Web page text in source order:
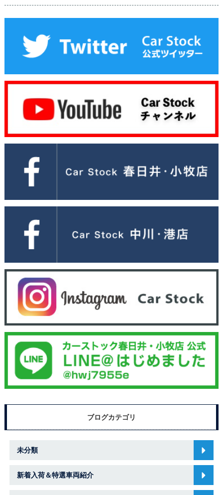
ブログカテゴリ
未分類
新着入荷＆特選車両紹介